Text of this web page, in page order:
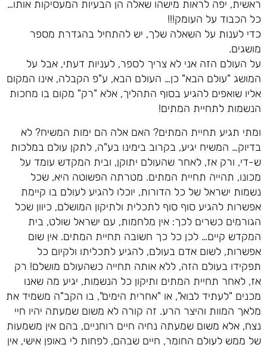
ראשית, יפה לראות מישהו שאלה הן הבעיות המעסיקות אותו…
כל הכבוד על העומק!!!
כדי לענות על השאלה שלך, יש להתחיל בהגדרת מספר
מושגים.
על העולם הזה אני לא צריך לספר, לעניות דעתי, אבל על
המושג "עולם הבא" כן… העולם הבא, ע"פ הקבלה, אינו המקום
אליו שואפים להגיע בסוף התהליך, אלא "רק" מקום בו מחכות
הנשמות לתחיית המתים!
ומתי תגיע תחיית המתים? האם אלה הם ימות המשיח? לא
בדיוק… המשיח יגיע, בקרוב בימינו בע"ה, לתקן עולם במלכות
ש-די, ורק אז, לאחר שהעולם יתוקן, ובית המקדש עומד על
מכונו, תהייה תחיית המתים. מטרתה הפשוטה היא, שכל
נשמות ישראל של כל הדורות, יוכלו להגיע לעולם בו קיימת
אפשרות להגיע סוף סוף לתכלית ולתיקון המושלם, כיוון שכל
הגורמים כשרים לכך: אין מלחמות, עם ישראל שולט, בית
המקדש קיים… לכן כל כך חשובה תחיית המתים. אין שום
אפשרות, לשום אדם בעולם, להגיע לתכליתו ולקיום כל
תפקידו בעולם הזה, ללא אותה תחייה כשהעולם מושלם! רק
אז, לאחר תחיית המתים ותיקון כל הנשמות, יגיע מה שאנו
מכנים "לעתיד לבוא", או "אחרית הימים", בו הקב"ה משמיד את
מלאך המוות והיצר הרע. זה קורה לא משום שמעתה יהיו חיי
נצח, אלא משום שמעתה נחיה חיים רוחניים, בהם אין משמעות
של ממש לעולם החומר, חיים שבהם, לפחות לי באופן אישי, אין